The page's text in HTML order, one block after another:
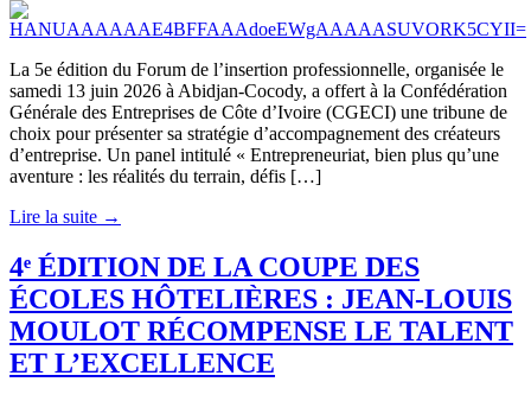
La 5e édition du Forum de l’insertion professionnelle, organisée le
samedi 13 juin 2026 à Abidjan-Cocody, a offert à la Confédération
Générale des Entreprises de Côte d’Ivoire (CGECI) une tribune de
choix pour présenter sa stratégie d’accompagnement des créateurs
d’entreprise. Un panel intitulé « Entrepreneuriat, bien plus qu’une
aventure : les réalités du terrain, défis […]
Lire la suite →
4ᵉ ÉDITION DE LA COUPE DES
ÉCOLES HÔTELIÈRES : JEAN-LOUIS
MOULOT RÉCOMPENSE LE TALENT
ET L’EXCELLENCE